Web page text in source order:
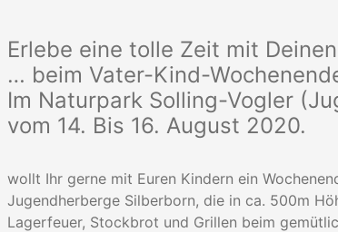
Erlebe eine tolle Zeit mit
… beim Vater-Kind-
Im Naturpark Solling-Vogler
vom 14. Bis 16. August 2020.
wollt Ihr gerne mit Euren Kindern ein
Jugendherberge Silberborn, die in ca. 500m
Lagerfeuer, Stockbrot und Grillen beim